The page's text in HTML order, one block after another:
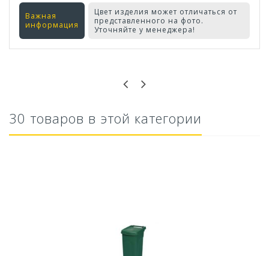
Важная
информация
Цвет изделия может отличаться от
представленного на фото.
Уточняйте у менеджера!
Ускоритель компоста 60гр
30 товаров в этой категории